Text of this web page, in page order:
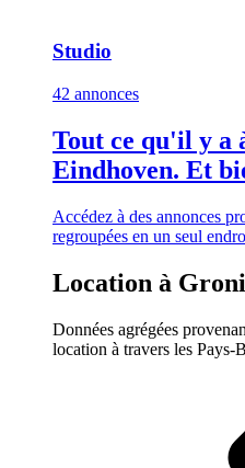
Studio
42 annonces
Tout ce qu'il y a
Eindhoven. Et
Accédez à des annonces
regroupées en un seul
Location à
Données agrégées
location à travers les Pays-